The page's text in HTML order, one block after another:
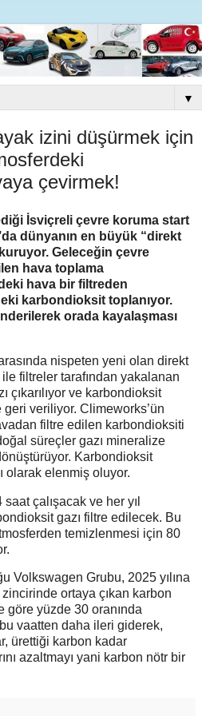
▼
izini düşürmek için
çevirmek!
İsviçreli çevre koruma start
dünyanın en büyük “direkt
Geleceğin çevre
hava toplama
hava bir filtreden
karbondioksit toplanıyor.
orada kayalaşması
nispeten yeni olan direkt
filtreler tarafından yakalanan
çıkarılıyor ve karbondioksit
veriliyor. Climeworks’ün
filtre edilen karbondioksiti
süreçler gazı mineralize
Karbondioksit
olarak elenmiş oluyor.
çalışacak ve her yıl
gazı filtre edilecek. Bu
temizlenmesi için 80
Volkswagen Grubu, 2025 yılına
ortaya çıkan karbon
yüzde 30 oranında
vaatten daha ileri giderek,
ürettiği karbon kadar
azaltmayı yani karbon nötr bir